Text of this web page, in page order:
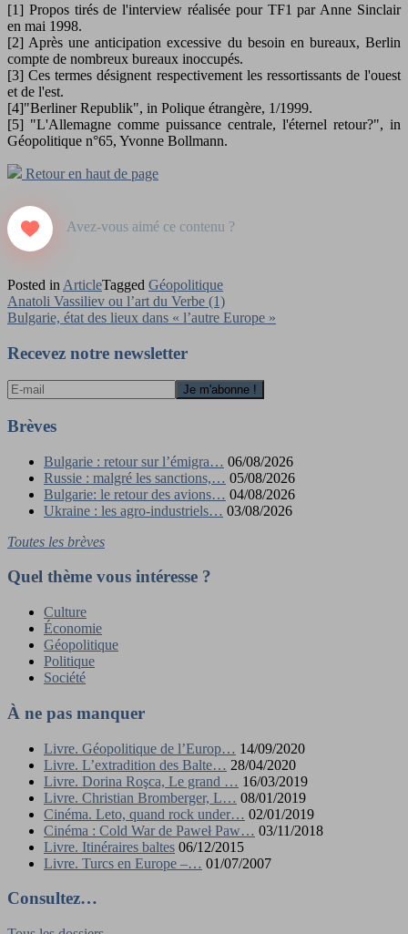
[1] Propos tirés de l'interview réalisée pour TF1 par Anne Sinclair
en mai 1998.
[2] Après une anticipation excessive du besoin en bureaux, Berlin
compte de nombreux bureaux inoccupés.
[3] Ces termes désignent respectivement les ressortissants de l'ouest
et de l'est.
[4]"Berliner Republik", in Polique étrangère, 1/1999.
[5] "L'Allemagne comme puissance centrale, l'éternel retour?", in
Géopolitique n°65, Yvonne Bollmann.
Retour en haut de page
Posted in ArticleTagged Géopolitique
Navigation
de
l’article
Anatoli Vassiliev ou l’art du Verbe (1)
Bulgarie, état des lieux dans « l’autre Europe »
Recevez notre newsletter
Brèves
Bulgarie : retour sur l’émigra… 06/08/2026
Russie : malgré les sanctions,… 05/08/2026
Bulgarie: le retour des avions… 04/08/2026
Ukraine : les agro-industriels… 03/08/2026
Toutes les brèves
Quel thème vous intéresse ?
Culture
Économie
Géopolitique
Politique
Société
À ne pas manquer
Livre. Géopolitique de l’Europ… 14/09/2020
Livre. L’extradition des Balte… 28/04/2020
Livre. Dorina Roşca, Le grand … 16/03/2019
Livre. Christian Bromberger, L… 08/01/2019
Cinéma. Leto, quand rock under… 02/01/2019
Cinéma : Cold War de Paweł Paw… 03/11/2018
Livre. Itinéraires baltes 06/12/2015
Livre. Turcs en Europe –… 01/07/2007
Consultez…